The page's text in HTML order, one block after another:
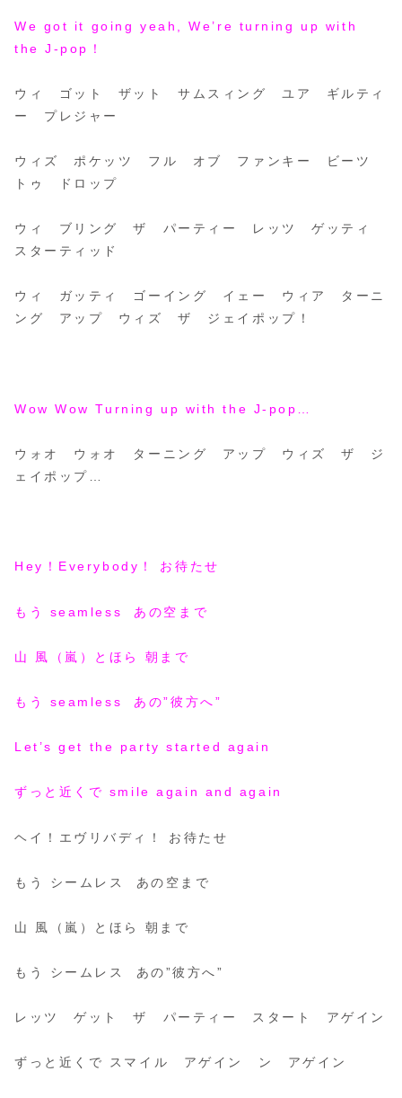
We got it going yeah, We’re turning up with
the J-pop！
ウィ ゴット ザット サムスィング ユア ギルティ
ー プレジャー
ウィズ ポケッツ フル オブ ファンキー ビーツ
トゥ ドロップ
ウィ ブリング ザ パーティー レッツ ゲッティ
スターティッド
ウィ ガッティ ゴーイング イェー ウィア ターニ
ング アップ ウィズ ザ ジェイポップ！
Wow Wow Turning up with the J-pop…
ウォオ ウォオ ターニング アップ ウィズ ザ ジ
ェイポップ…
Hey！Everybody！ お待たせ
もう seamless あの空まで
山 風（嵐）とほら 朝まで
もう seamless あの”彼方へ”
Let’s get the party started again
ずっと近くで smile again and again
ヘイ！エヴリバディ！ お待たせ
もう シームレス あの空まで
山 風（嵐）とほら 朝まで
もう シームレス あの”彼方へ”
レッツ ゲット ザ パーティー スタート アゲイン
ずっと近くで スマイル アゲイン ン アゲイン